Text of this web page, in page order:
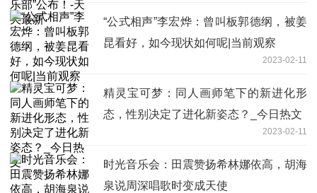
“公式相声”李宏烨：曾叫板郭德纲，被姜
昆看好，如今现状如何呢|当前观察
2023-02-11
精灵宝可梦：同人画师笔下的新进化形
态，性别决定了进化新姿态？_今日热文
2023-02-11
时光音乐会：田震赞扬希林娜依高，胡海
泉说周深唱歌时变成天使